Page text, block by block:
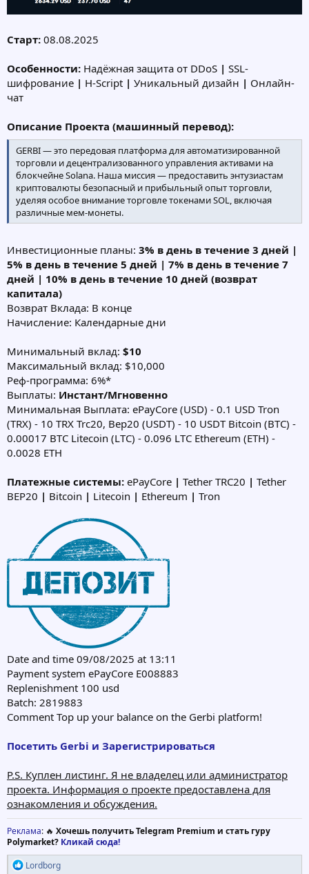
Старт: 08.08.2025
Особенности: Надёжная защита от DDoS | SSL-
шифрование | H-Script | Уникальный дизайн | Онлайн-
чат
Описание Проекта (машинный перевод):
GERBI — это передовая платформа для автоматизированной
торговли и децентрализованного управления активами на
блокчейне Solana. Наша миссия — предоставить энтузиастам
криптовалюты безопасный и прибыльный опыт торговли,
уделяя особое внимание торговле токенами SOL, включая
различные мем-монеты.
Инвестиционные планы: 3% в день в течение 3 дней |
5% в день в течение 5 дней | 7% в день в течение 7
дней | 10% в день в течение 10 дней (возврат
капитала)
Возврат Вклада: В конце
Начисление: Календарные дни
Минимальный вклад: $10
Максимальный вклад: $10,000
Реф-программа: 6%*
Выплаты: Инстант/Мгновенно
Минимальная Выплата: ePayCore (USD) - 0.1 USD Tron
(TRX) - 10 TRX Trc20, Bep20 (USDT) - 10 USDT Bitcoin (BTC) -
0.00017 BTC Litecoin (LTC) - 0.096 LTC Ethereum (ETH) -
0.0028 ETH
Платежные системы: ePayCore | Tether TRC20 | Tether
BEP20 | Bitcoin | Litecoin | Ethereum | Tron
Date and time 09/08/2025 at 13:11
Payment system ePayCore E008883
Replenishment 100 usd
Batch: 2819883
Comment Top up your balance on the Gerbi platform!
Посетить Gerbi и Зарегистрироваться
P.S. Куплен листинг. Я не владелец или администратор
проекта. Информация о проекте предоставлена для
ознакомления и обсуждения.
Реклама: 🔥 Хочешь получить Telegram Premium и стать гуру
Polymarket? Кликай сюда!
РLordborg